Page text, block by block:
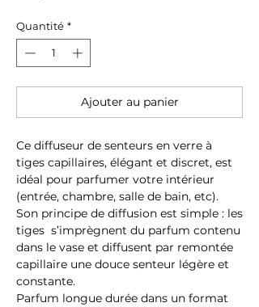
Quantité *
Ajouter au panier
Ce diffuseur de senteurs en verre à
tiges capillaires, élégant et discret, est
idéal pour parfumer votre intérieur
(entrée, chambre, salle de bain, etc).
Son principe de diffusion est simple : les
tiges s’imprègnent du parfum contenu
dans le vase et diffusent par remontée
capillaire une douce senteur légère et
constante.
Parfum longue durée dans un format